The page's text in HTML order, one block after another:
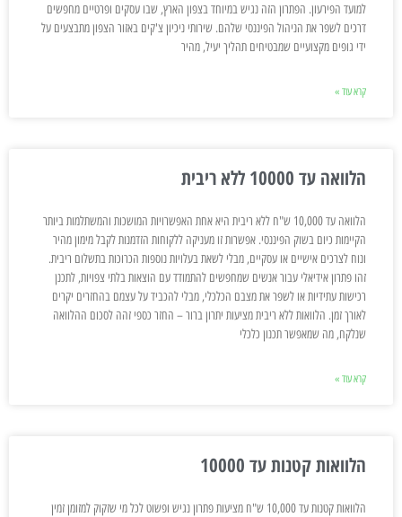
למועד הפירעון. הפתרון הזה נגיש במיוחד בצפון הארץ, שבו עסקים ופרטיים מחפשים
דרכים לשפר את הניהול הפיננסי שלהם. שירותי ניכיון צ'קים באזור הצפון מתבצעים על
ידי גופים מקצועיים שמבטיחים תהליך יעיל, מהיר
קרא עוד »
הלוואה עד 10000 ללא ריבית
הלוואה עד 10,000 ש"ח ללא ריבית היא אחת האפשרויות המושכות והמשתלמות ביותר
הקיימות כיום בשוק הפיננסי. אפשרות זו מעניקה ללקוחות הזדמנות לקבל מימון מהיר
ונוח לצרכים אישיים או עסקיים, מבלי לשאת בעלויות נוספות הכרוכות בתשלום ריבית.
זהו פתרון אידיאלי עבור אנשים שמחפשים להתמודד עם הוצאות בלתי צפויות, לתכנן
רכישות עתידיות או לשפר את מצבם הכלכלי, מבלי להכביד על עצמם בהחזרים יקרים
לאורך זמן. הלוואות ללא ריבית מציעות יתרון ברור – החזר כספי זהה לסכום ההלוואה
שנלקח, מה שמאפשר תכנון כלכלי
קרא עוד »
הלוואות קטנות עד 10000
הלוואות קטנות עד 10,000 ש"ח מציעות פתרון נגיש ופשוט לכל מי שזקוק למזומן זמין